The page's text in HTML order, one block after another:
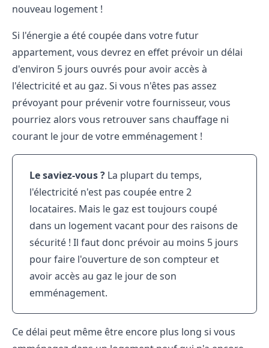
nouveau logement !
Si l'énergie a été coupée dans votre futur
appartement, vous devrez en effet prévoir un délai
d'environ 5 jours ouvrés pour avoir accès à
l'électricité et au gaz. Si vous n'êtes pas assez
prévoyant pour prévenir votre fournisseur, vous
pourriez alors vous retrouver sans chauffage ni
courant le jour de votre emménagement !
Le saviez-vous ? La plupart du temps,
l'électricité n'est pas coupée entre 2
locataires. Mais le gaz est toujours coupé
dans un logement vacant pour des raisons de
sécurité ! Il faut donc prévoir au moins 5 jours
pour faire l'ouverture de son compteur et
avoir accès au gaz le jour de son
emménagement.
Ce délai peut même être encore plus long si vous